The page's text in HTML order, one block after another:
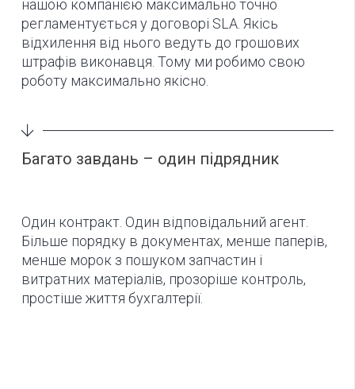
нашою компанією максимально точно
регламентується у договорі SLA. Якісь
відхилення від нього ведуть до грошових
штрафів виконавця. Тому ми робимо свою
роботу максимально якісно.
Багато завдань – один підрядник
Один контракт. Один відповідальний агент.
Більше порядку в документах, менше паперів,
менше морок з пошуком запчастин і
витратних матеріалів, прозоріше контроль,
простіше життя бухгалтерії.